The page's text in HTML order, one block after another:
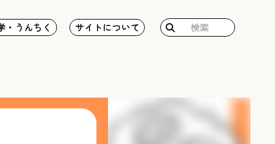
・うんちく サイトについて
索: